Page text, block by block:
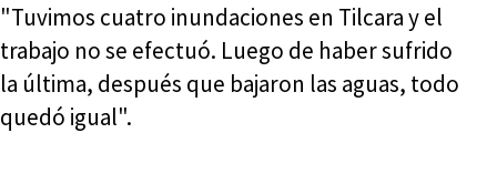
"Tuvimos cuatro inundaciones en Tilcara y el
trabajo no se efectuó. Luego de haber sufrido
la última, después que bajaron las aguas, todo
quedó igual".